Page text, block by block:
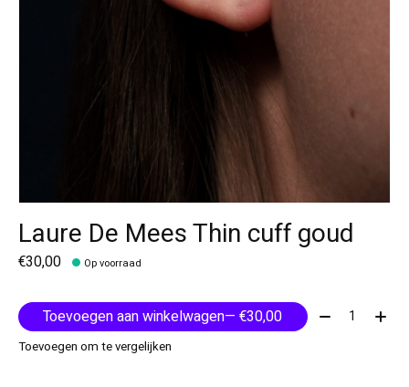
Laure De Mees Thin cuff goud
€30,00 Op voorraad
Toevoegen aan winkelwagen — €30,00 Aantal:
Toevoegen om te vergelijken